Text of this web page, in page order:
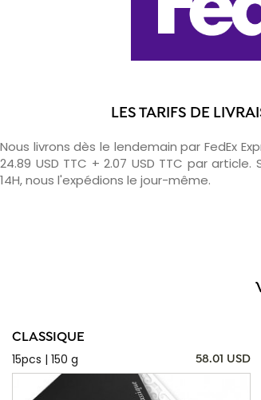
LES TARIFS DE
Nous livrons dès le lendemain par FedEx
24.89 USD TTC + 2.07 USD TTC par
14H, nous l'expédions le jour-même.
CLASSIQUE
15pcs | 150 g
58.01 USD